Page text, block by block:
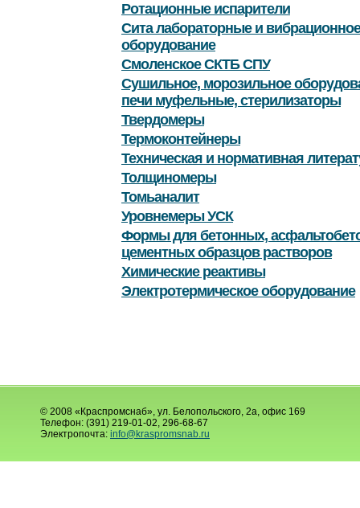
Ротационные испарители
Сита лабораторные и вибрационное
оборудование
Смоленское СКТБ СПУ
Сушильное, морозильное
печи муфельные, стерилизаторы
Твердомеры
Термоконтейнеры
Техническая и нормативная
Толщиномеры
Томьаналит
Уровнемеры УСК
Формы для бетонных,
цементных образцов растворов
Химические реактивы
Электротермическое оборудование
© 2008 «Краспромснаб», ул. Белопольского, 2а, офис 169
Телефон: (391) 219-01-02, 296-68-67
Электропочта: info@kraspromsnab.ru